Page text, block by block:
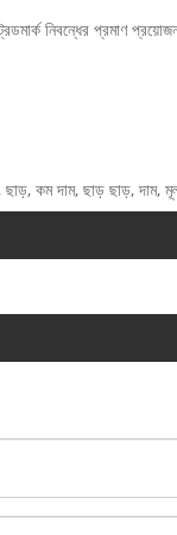
নিবন্ধের প্রমাণ
ছাড়, কম দাম, ছাড় ছাড়, দাম,